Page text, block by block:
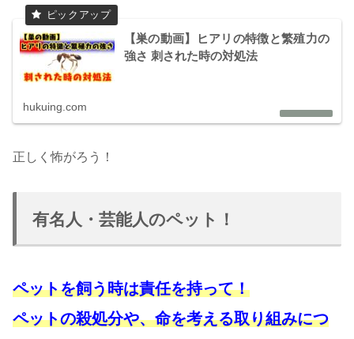
【巣の動画】ヒアリの特徴と繁殖力の
強さ 刺された時の対処法
hukuing.com
正しく怖がろう！
有名人・芸能人のペット！
ペットを飼う時は責任を持って！
ペットの殺処分や、命を考える取り組みにつ